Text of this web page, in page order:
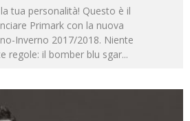
tua personalità! Questo è il
Primark con la nuova
Inverno 2017/2018. Niente
regole: il bomber blu sgar...